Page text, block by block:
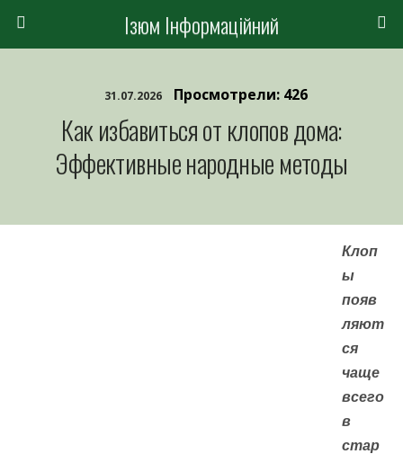
Ізюм Інформаційний
31.07.2026 Просмотрели: 426
Как избавиться от клопов дома:
Эффективные народные методы
Клоп
ы
появ
ляют
ся
чаще
всего
в
стар